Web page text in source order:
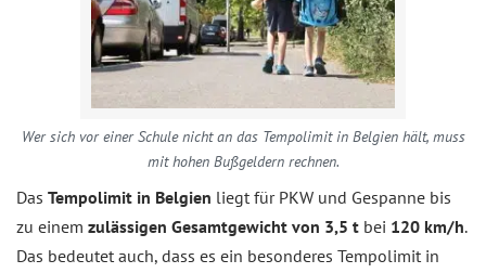
Wer sich vor einer Schule nicht an das Tempolimit in Belgien hält, muss
mit hohen Bußgeldern rechnen.
Das Tempolimit in Belgien liegt für PKW und Gespanne bis
zu einem zulässigen Gesamtgewicht von 3,5 t bei 120 km/h.
Das bedeutet auch, dass es ein besonderes Tempolimit in